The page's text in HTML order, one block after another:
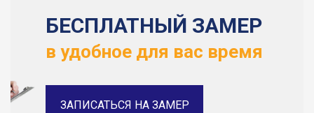
БЕСПЛАТНЫЙ ЗАМЕР
в удобное для вас время
ЗАПИСАТЬСЯ НА ЗАМЕР